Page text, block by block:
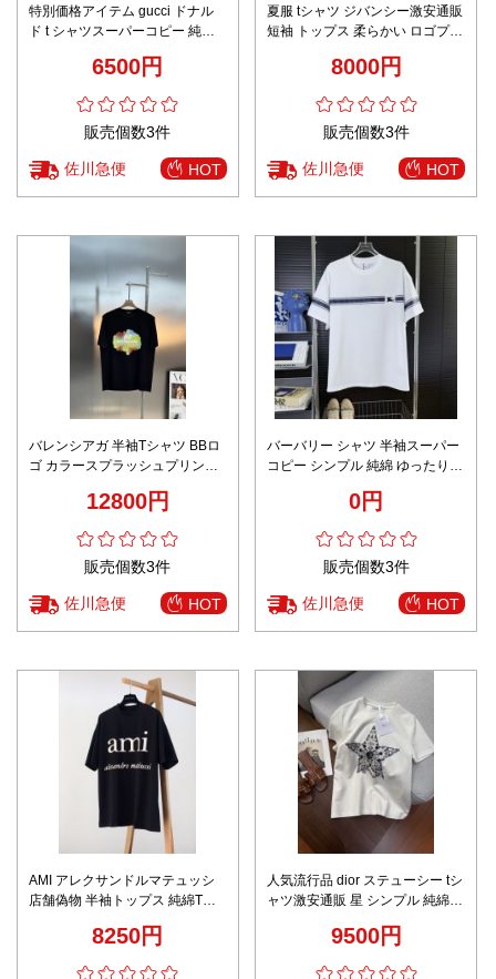
特別価格アイテム gucci ドナル
ド t シャツスーパーコピー 純綿
男女兼用 ブラック
6500円
販売個数3件
佐川急便 HOT
夏服 tシャツ ジバンシー激安通販
短袖 トップス 柔らかい ロゴプリ
8000円
販売個数3件
佐川急便 HOT
バレンシアガ 半袖Tシャツ BBロ
ゴ カラースプラッシュプリント
12800円
販売個数3件
佐川急便 HOT
バーバリー シャツ 半袖スーパー
コピー シンプル 純綿 ゆったり
0円
販売個数3件
佐川急便 HOT
AMI アレクサンドルマテュッシ
店舗偽物 半袖トップス 純綿Tシ
8250円
人気流行品 dior ステューシー tシ
ャツ激安通販 星 シンプル 純綿
9500円